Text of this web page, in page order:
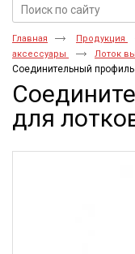
Главная Продукция
аксессуары
Лоток
Соединительный
для